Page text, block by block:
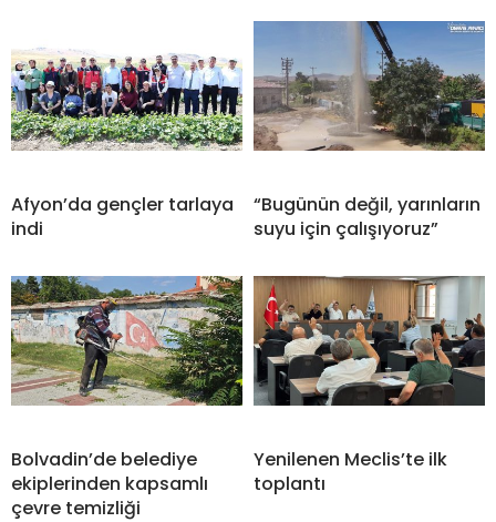
Afyon’da gençler tarlaya
indi
“Bugünün değil, yarınların
suyu için çalışıyoruz”
Bolvadin’de belediye
ekiplerinden kapsamlı
çevre temizliği
Yenilenen Meclis’te ilk
toplantı